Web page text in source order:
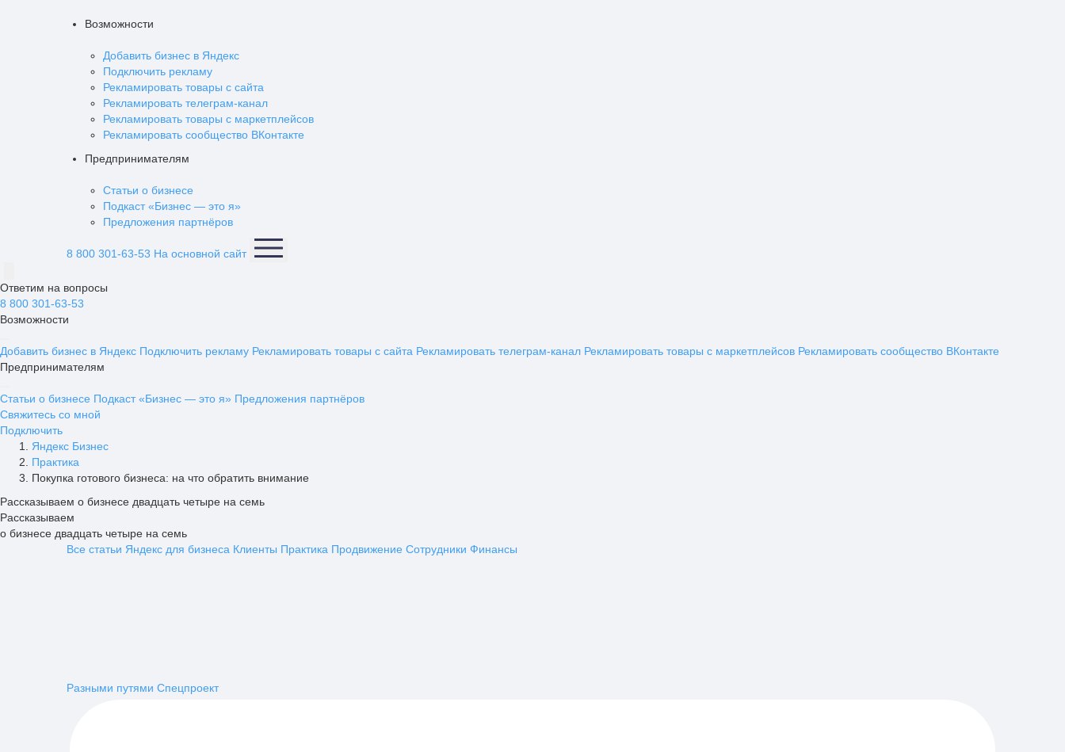
Возможности
Добавить бизнес в Яндекс
Подключить рекламу
Рекламировать товары с сайта
Рекламировать телеграм-канал
Рекламировать товары с маркетплейсов
Рекламировать сообщество ВКонтакте
Предпринимателям
Статьи о бизнесе
Подкаст «Бизнес — это я»
Предложения партнёров
8 800 301-63-53 На основной сайт
Ответим на вопросы
8 800 301-63-53
Возможности
Добавить бизнес в Яндекс Подключить рекламу Рекламировать товары с сайта Рекламировать телеграм-канал Рекламировать товары с маркетплейсов Рекламировать сообщество ВКонтакте
Предпринимателям
Статьи о бизнесе Подкаст «Бизнес — это я» Предложения партнёров
Свяжитесь со мной
Подключить
Яндекс Бизнес
Практика
Покупка готового бизнеса: на что обратить внимание
Рассказываем о бизнесе двадцать четыре на семь
Рассказываем
о бизнесе двадцать четыре на семь
Все статьи Яндекс для бизнеса Клиенты Практика Продвижение Сотрудники Финансы
Разными путями Спецпроект